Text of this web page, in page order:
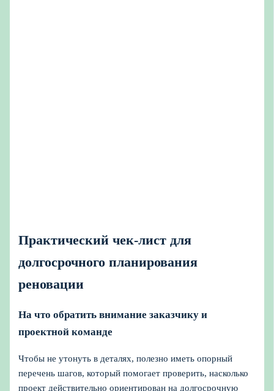
Практический чек-лист для
долгосрочного планирования
реновации
На что обратить внимание заказчику и
проектной команде
Чтобы не утонуть в деталях, полезно иметь опорный
перечень шагов, который помогает проверить, насколько
проект действительно ориентирован на долгосрочную